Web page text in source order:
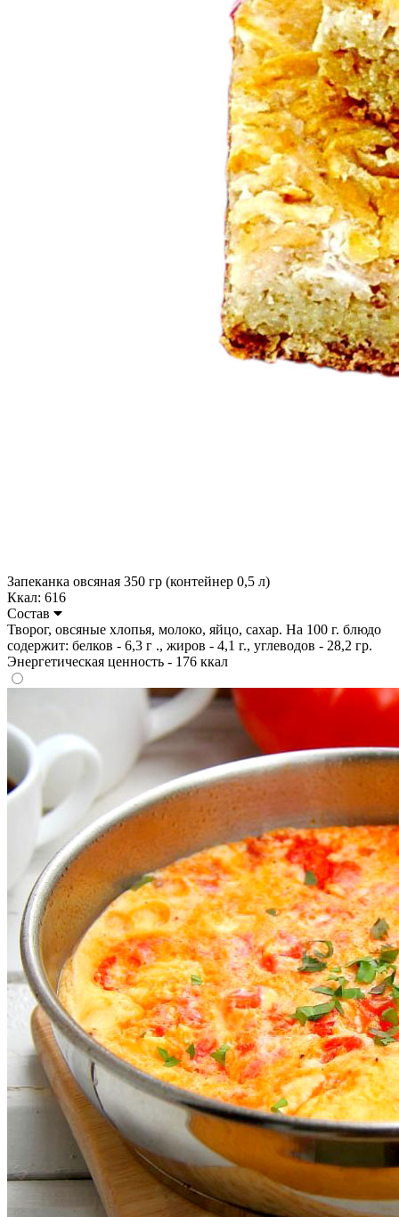
Запеканка овсяная 350 гр (контейнер 0,5 л)
Ккал: 616
Состав
Творог, овсяные хлопья, молоко, яйцо, сахар. На 100 г. блюдо
содержит: белков - 6,3 г ., жиров - 4,1 г., углеводов - 28,2 гр.
Энергетическая ценность - 176 ккал